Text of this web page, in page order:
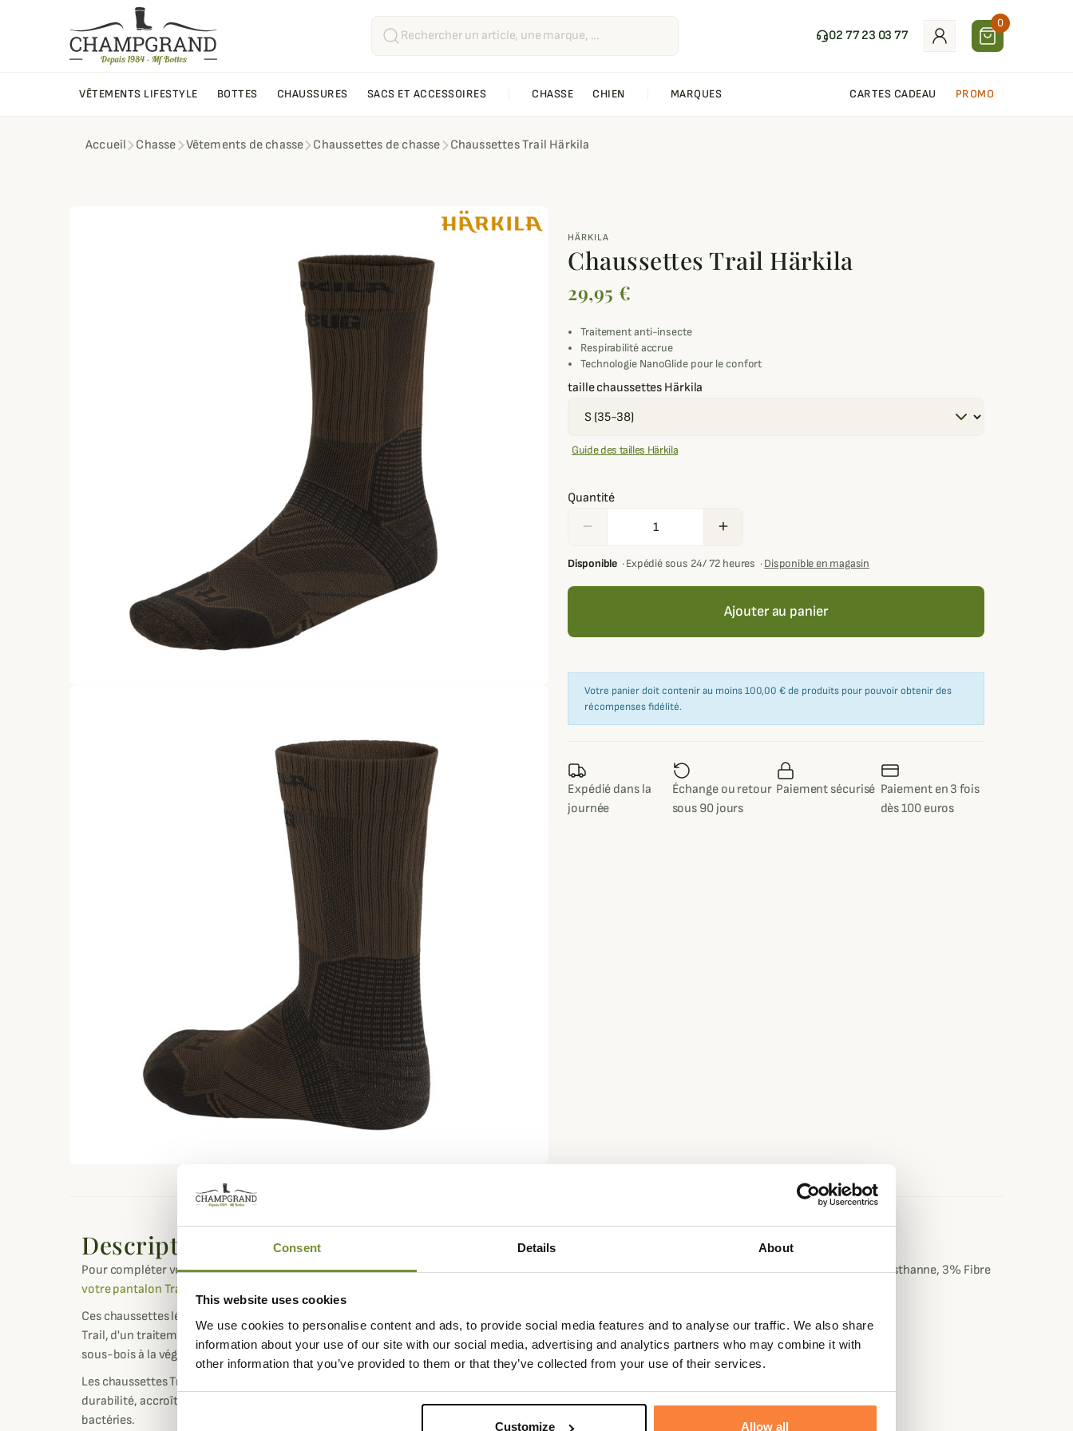
Consent Details About
This website uses cookies
We use cookies to personalise content and ads, to provide social media features and to analyse our traffic. We also share
information about your use of our site with our social media, advertising and analytics partners who may combine it with
other information that you’ve provided to them or that they’ve collected from your use of their services.
Customize Allow all
02 77 23 03 77
0
VÊTEMENTS LIFESTYLE BOTTES CHAUSSURES SACS ET ACCESSOIRES CHASSE CHIEN MARQUES CARTES CADEAU PROMO
Accueil Chasse Vêtements de chasse Chaussettes de chasse Chaussettes Trail Härkila
HÄRKILA
Chaussettes Trail Härkila
29,95 €
Traitement anti-insecte
Respirabilité accrue
Technologie NanoGlide pour le confort
taille chaussettes Härkila
Guide des tailles Härkila
Quantité
remove add
Disponible ·Expédié sous 24/ 72 heures ·Disponible en magasin
Ajouter au panier
Votre panier doit contenir au moins 100,00 € de produits pour pouvoir obtenir des
récompenses fidélité.
Expédié dans la
journée
Échange ou retour
sous 90 jours
Paiement sécurisé Paiement en 3 fois
dès 100 euros
Description
Pour compléter votre tenue de chasse d'été Trail avecvotre chemise de chasseet
votre pantalon Trail
Ces chaussettes légères et respirantes sont dotées, comme le reste des vêtements
Trail, d'un traitement anti-insecte qui sera incontournable pour vos chasses en
sous-bois à la végétation dense et où les tiques sont souvent présentes.
Les chaussettes Trail disposent de la technologie Nano Glide qui augmente la
durabilité, accroît le confort en diminuant les friction et évite la prolifération des
bactéries.
Fiche technique
Composition
65% Polyamide, 26% Polypropylène, 6% Élasthanne, 3% Fibre
Technologie Nano Glide, ResisteX